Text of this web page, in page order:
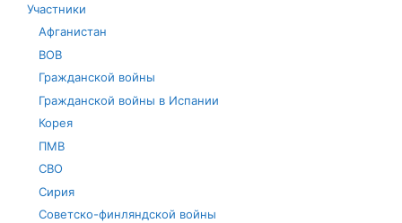
Участники
Афганистан
ВОВ
Гражданской войны
Гражданской войны в Испании
Корея
ПМВ
СВО
Сирия
Советско-финляндской войны